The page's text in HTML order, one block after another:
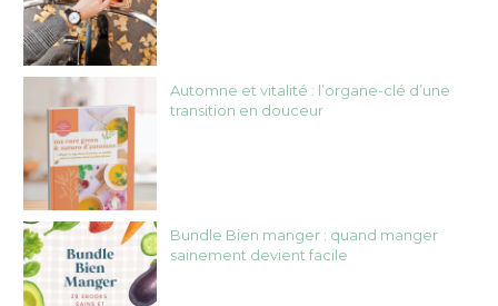
Automne et vitalité : l’organe-clé d’une
transition en douceur
Bundle Bien manger : quand manger
sainement devient facile